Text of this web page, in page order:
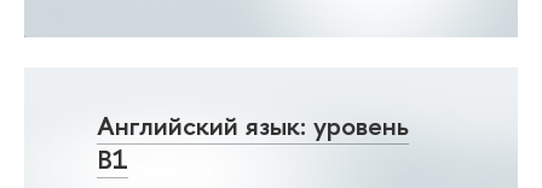
Английский язык: уровень
B1